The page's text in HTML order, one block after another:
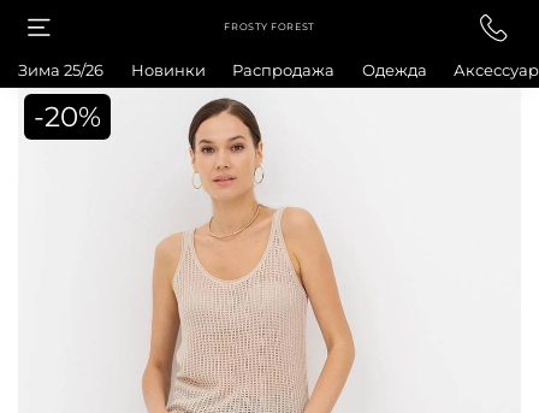
FROSTY FOREST
Зима 25/26 Новинки Распродажа Одежда
-20%